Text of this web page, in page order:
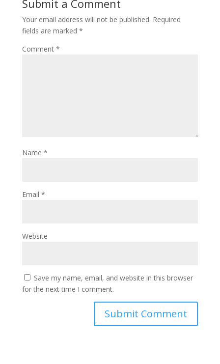
Submit a Comment
Your email address will not be published. Required
fields are marked *
Comment *
Name *
Email *
Website
Save my name, email, and website in this browser
for the next time I comment.